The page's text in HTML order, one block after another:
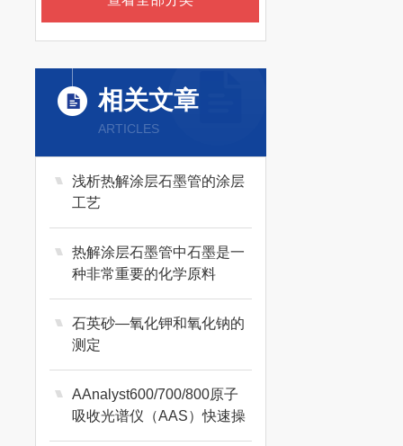
相关文章
ARTICLES
浅析热解涂层石墨管的涂层
工艺
热解涂层石墨管中石墨是一
种非常重要的化学原料
石英砂―氧化钾和氧化钠的
测定
AAnalyst600/700/800原子
吸收光谱仪（AAS）快速操
作指南（石墨炉）